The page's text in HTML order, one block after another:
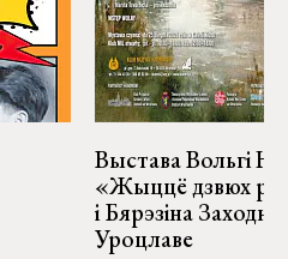
Выстава Вольгі
«Жыццё дзвюх
і Бярэзіна
Уроцлаве